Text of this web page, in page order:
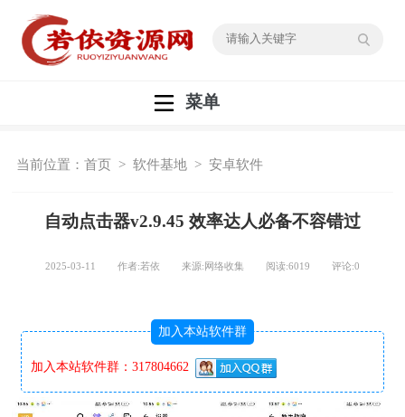
菜单
当前位置：首页 >软件基地 >安卓软件
自动点击器v2.9.45 效率达人必备不容错过
2025-03-11 作者:若依 来源:网络收集 阅读:6019 评论:0
加入本站软件群
加入本站软件群：317804662